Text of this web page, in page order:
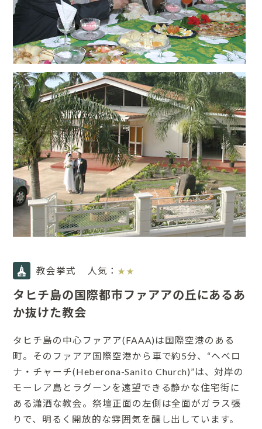
教会挙式 人気： ★★
タヒチ島の国際都市ファアアの丘にあるあ
か抜けた教会
タヒチ島の中心ファアア(FAAA)は国際空港のある
町。そのファアア国際空港から車で約5分、“ヘベロ
ナ・チャーチ(Heberona-Sanito Church)”は、対岸の
モーレア島とラグーンを遠望できる静かな住宅街に
ある瀟洒な教会。祭壇正面の左側は全面がガラス張
りで、明るく開放的な雰囲気を醸し出しています。